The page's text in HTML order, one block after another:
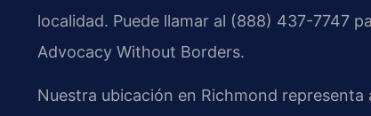
localidad. Puede llamar al (888) 437-7747
Advocacy Without Borders.
Nuestra ubicación en Richmond